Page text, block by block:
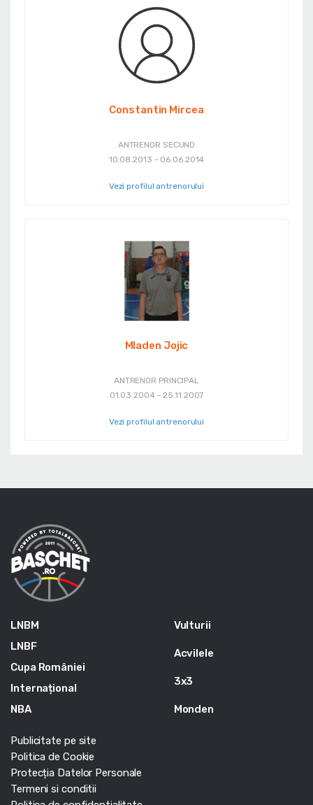
Constantin Mircea
ANTRENOR SECUND
10.08.2013 - 06.06.2014
Vezi profilul antrenorului
Mladen Jojic
ANTRENOR PRINCIPAL
01.03.2004 - 25.11.2007
Vezi profilul antrenorului
LNBM
LNBF
Cupa României
Internațional
NBA
Vulturii
Acvilele
3x3
Monden
Publicitate pe site
Politica de Cookie
Protecția Datelor Personale
Termeni si conditii